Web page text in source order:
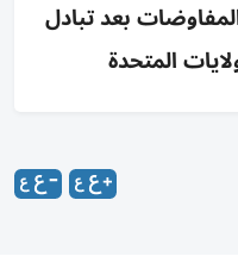
بعد تبادل
المتحدة